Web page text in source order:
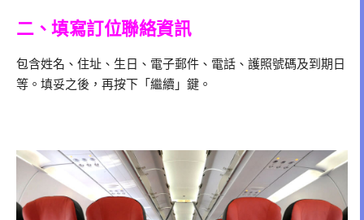
二、填寫訂位聯絡資訊
包含姓名、住址、生日、電子郵件、電話、護照號碼及到期日
等。填妥之後，再按下「繼續」鍵。